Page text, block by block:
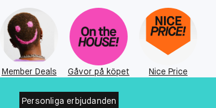
Member Deals Gåvor på köpet Nice Price
Personliga erbjudanden